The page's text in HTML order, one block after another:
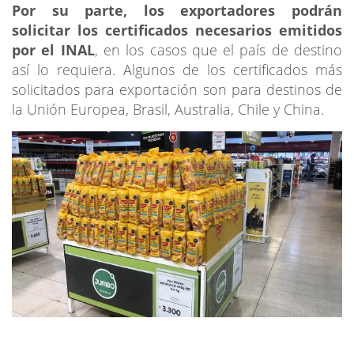
Por su parte, los exportadores podrán
solicitar los certificados necesarios emitidos
por el INAL, en los casos que el país de destino
así lo requiera. Algunos de los certificados más
solicitados para exportación son para destinos de
la Unión Europea, Brasil, Australia, Chile y China.